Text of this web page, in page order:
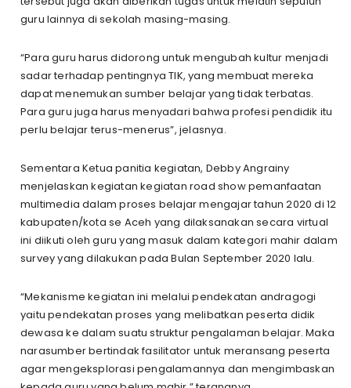
guru lainnya di sekolah masing-masing.
“Para guru harus didorong untuk mengubah kultur menjadi
sadar terhadap pentingnya TIK, yang membuat mereka
dapat menemukan sumber belajar yang tidak terbatas.
Para guru juga harus menyadari bahwa profesi pendidik itu
perlu belajar terus-menerus”, jelasnya.
Sementara Ketua panitia kegiatan, Debby Angrainy
menjelaskan kegiatan kegiatan road show pemanfaatan
multimedia dalam proses belajar mengajar tahun 2020 di 12
kabupaten/kota se Aceh yang dilaksanakan secara virtual
ini diikuti oleh guru yang masuk dalam kategori mahir dalam
survey yang dilakukan pada Bulan September 2020 lalu.
“Mekanisme kegiatan ini melalui pendekatan andragogi
yaitu pendekatan proses yang melibatkan peserta didik
dewasa ke dalam suatu struktur pengalaman belajar. Maka
narasumber bertindak fasilitator untuk meransang peserta
agar mengeksplorasi pengalamannya dan mengimbaskan